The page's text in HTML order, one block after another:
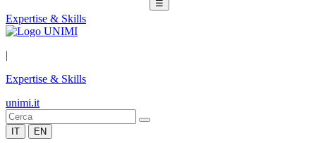
☰
Expertise & Skills
|
Expertise & Skills
unimi.it
IT EN